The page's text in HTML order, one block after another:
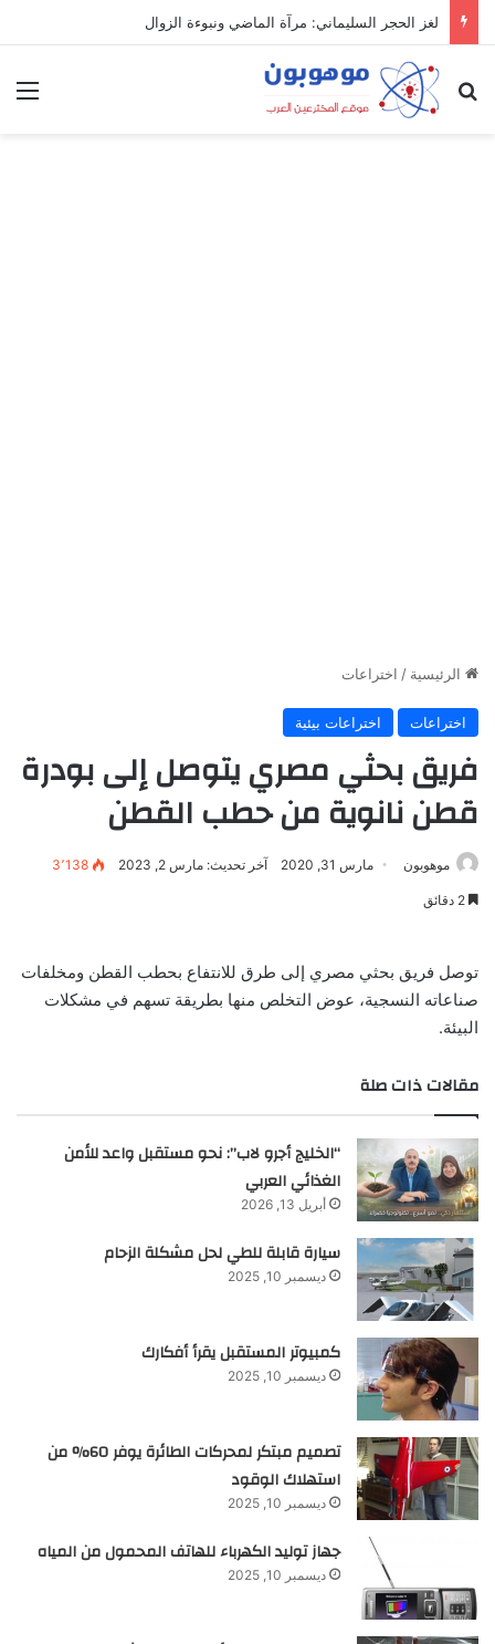
لغز الحجر السليماني: مرآة الماضي ونبوءة الزوال
بحث عن
الرئيسية / اختراعات
اختراعات اختراعات بيئية
فريق بحثي مصري يتوصل إلى بودرة
قطن نانوية من حطب القطن
موهوبون مارس 31, 2020 آخر تحديث: مارس 2, 2023 3٬138
توصل فريق بحثي مصري إلى طرق للانتفاع بحطب القطن ومخلفات
صناعاته النسجية، عوض التخلص منها بطريقة تسهم في مشكلات
البيئة.
مقالات ذات صلة
“الخليج أجرو لاب”: نحو مستقبل واعد للأمن
الغذائي العربي
أبريل 13, 2026
سيارة قابلة للطي لحل مشكلة الزحام
ديسمبر 10, 2025
كمبيوتر المستقبل يقرأ أفكارك
ديسمبر 10, 2025
تصميم مبتكر لمحركات الطائرة يوفر 60% من
استهلاك الوقود
ديسمبر 10, 2025
جهاز توليد الكهرباء للهاتف المحمول من المياه
ديسمبر 10, 2025